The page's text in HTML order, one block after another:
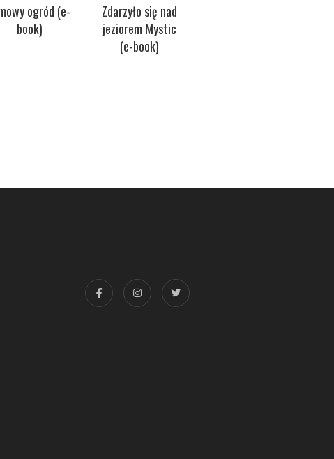
ogród (e-
book)
Zdarzyło się nad
jeziorem Mystic
(e-book)